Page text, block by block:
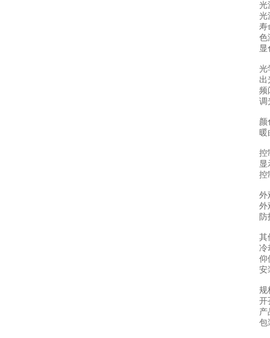
光
光
寿
色
显
光
出
频
调
颜
暖
控
显
控
外
外
防
其
冷
仰
安
规
开
产
包